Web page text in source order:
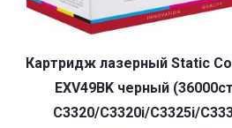
Картридж лазерный Static
EXV49BK черный
C3320/C3320i/C3325i/